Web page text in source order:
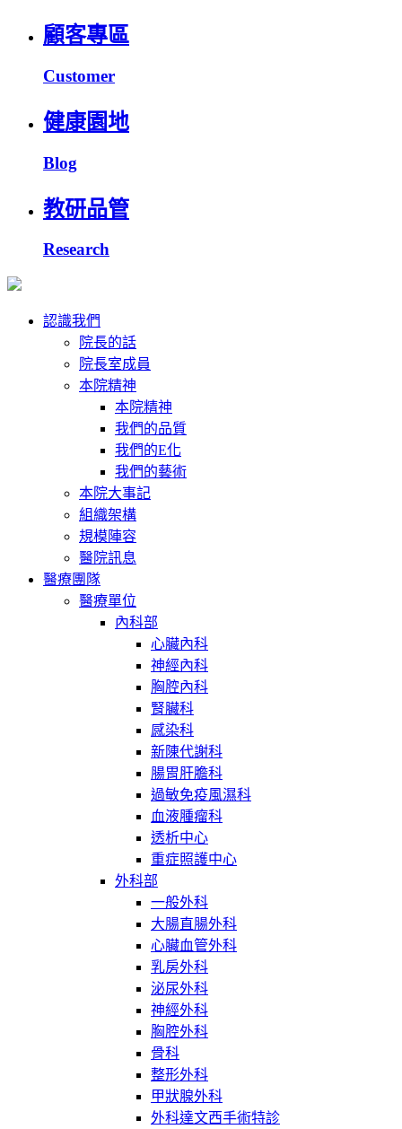
顧客專區
Customer
健康園地
Blog
教研品管
Research
認識我們
院長的話
院長室成員
本院精神
本院精神
我們的品質
我們的E化
我們的藝術
本院大事記
組織架構
規模陣容
醫院訊息
醫療團隊
醫療單位
內科部
心臟內科
神經內科
胸腔內科
腎臟科
感染科
新陳代謝科
腸胃肝膽科
過敏免疫風濕科
血液腫瘤科
透析中心
重症照護中心
外科部
一般外科
大腸直腸外科
心臟血管外科
乳房外科
泌尿外科
神經外科
胸腔外科
骨科
整形外科
甲狀腺外科
外科達文西手術特診